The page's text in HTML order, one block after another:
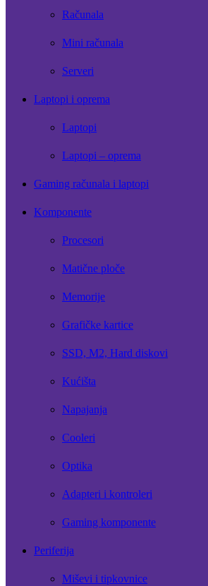
Računala
Mini računala
Serveri
Laptopi i oprema
Laptopi
Laptopi – oprema
Gaming računala i laptopi
Komponente
Procesori
Matične ploče
Memorije
Grafičke kartice
SSD, M2, Hard diskovi
Kućišta
Napajanja
Cooleri
Optika
Adapteri i kontroleri
Gaming komponente
Periferija
Miševi i tipkovnice